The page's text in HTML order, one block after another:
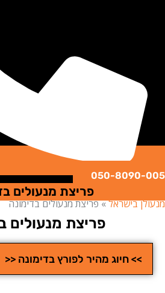
050-
פריצת מנעולים
בישראל»פריצת מנעולים בדימונה
פריצת מנעולים
>> חיוג מהיר לפורץ בדימונה <<